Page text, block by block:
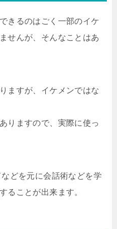
きるのはごく一部のイケ
せんが、そんなことはあ
ますが、イケメンではな
りますので、実際に使っ
どを元に会話術などを学
ることが出来ます。